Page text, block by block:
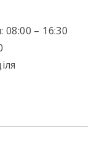
08:00 – 16:30